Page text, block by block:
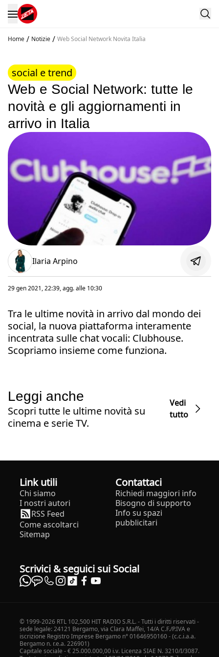
Home / Notizie / Web Social Network Novita Italia
social e trend
Web e Social Network: tutte le
novità e gli aggiornamenti in
arrivo in Italia
Ilaria Arpino
29 gen 2021, 22:39, agg. alle 10:30
Tra le ultime novità in arrivo dal mondo dei
social, la nuova piattaforma interamente
incentrata sulle chat vocali: Clubhouse.
Scopriamo insieme come funziona.
Leggi anche
Scopri tutte le ultime novità su
cinema e serie TV.
Vedi
tutto
Link utili
Chi siamo
I nostri autori
RSS Feed
Come ascoltarci
Sitemap
Contattaci
Richiedi maggiori info
Bisogno di supporto
Info su spazi
pubblicitari
Scrivici & seguici sui Social
© 1999-2026 RTL 102,500 HIT RADIO S.R.L. - Tutti i diritti riservati -
sede legale: 24121 Bergamo, via Clara Maffei, 14/A C.F./P.IVA e
iscrizione Registro Imprese Bergamo n° 01646950160 - (c.c.i.a.a.
Bergamo n. r.e.a. 226901)
Capitale sociale - € 25.000.000,00 i.v. Licenza SIAE N. 3210/I/3087.